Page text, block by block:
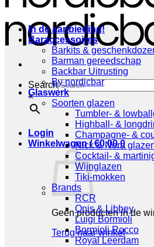
Search
×
Login
Winkelwagen /€0,00 0
Geen producten in de
Terug naar winkel
In de aanbieding!
Baraccessoires
Barkits &
Barman gereedschap
Backbar Uitrusting
By nordicbar
Glaswerk
Soorten glazen
Tumbler- &
Highball- &
Champagne- &
Nick & Nora
Cocktail- &
Wijnglazen
Tiki-mokken
Brands
RCR
Onis & Libbey
Luigi Bormioli
Bormioli Rocco
Royal Leerdam